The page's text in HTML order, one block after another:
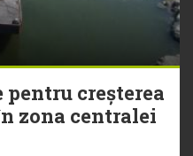
creșterea
zona centralei